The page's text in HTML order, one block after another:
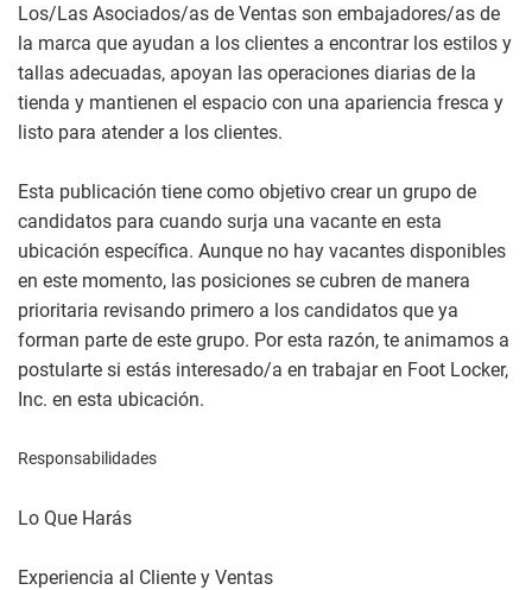
Los/Las Asociados/as de Ventas son embajadores/as de
la marca que ayudan a los clientes a encontrar los estilos y
tallas adecuadas, apoyan las operaciones diarias de la
tienda y mantienen el espacio con una apariencia fresca y
listo para atender a los clientes.
Esta publicación tiene como objetivo crear un grupo de
candidatos para cuando surja una vacante en esta
ubicación específica. Aunque no hay vacantes disponibles
en este momento, las posiciones se cubren de manera
prioritaria revisando primero a los candidatos que ya
forman parte de este grupo. Por esta razón, te animamos a
postularte si estás interesado/a en trabajar en Foot Locker,
Inc. en esta ubicación.
Responsabilidades
Lo Que Harás
Experiencia al Cliente y Ventas